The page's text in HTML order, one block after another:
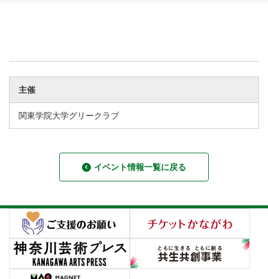
主催
関東学院大学グリークラブ
イベント情報一覧に戻る